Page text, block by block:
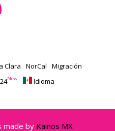
Clara NorCal
Migración
New Idioma
made by Kainos MX